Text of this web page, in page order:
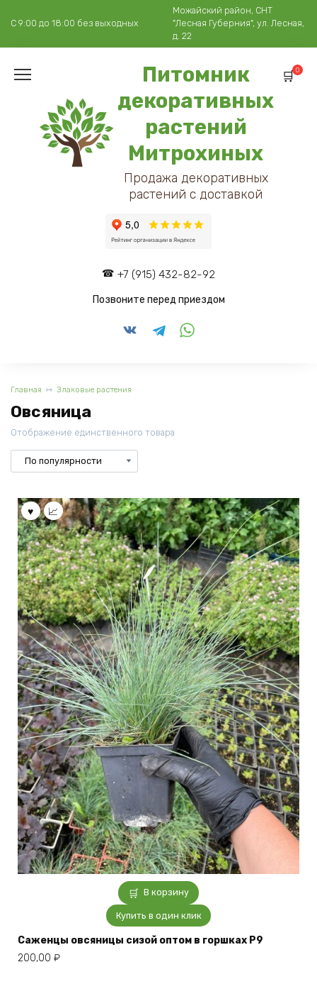
С 9:00 до 18:00 без выходных
Можайский район, СНТ
"Лесная Губерния", ул. Лесная,
д. 22
Питомник
декоративных
растений
Митрохиных
Продажа декоративных
растений с доставкой
+7 (915) 432-82-92
Позвоните перед приездом
0
Главная Злаковые растения
Овсяница
Отображение единственного товара
В корзину
Купить в один клик
Саженцы овсяницы сизой оптом в горшках P9
200,00 ₽